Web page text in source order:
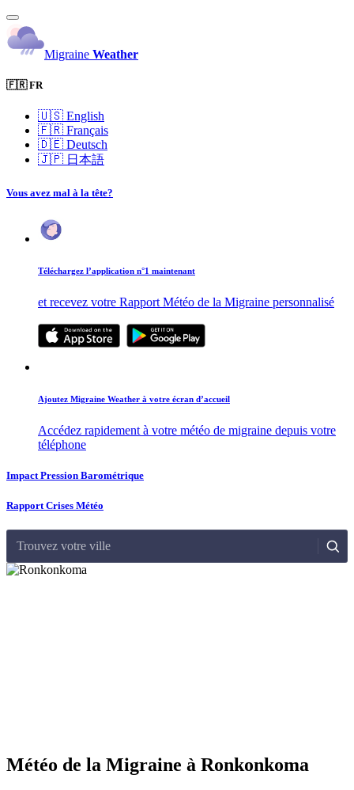
Migraine Weather
🇫🇷 FR
🇺🇸 English
🇫🇷 Français
🇩🇪 Deutsch
🇯🇵 日本語
Vous avez mal à la tête?
Téléchargez l’application n°1 maintenant
et recevez votre Rapport Météo de la Migraine personnalisé
Ajoutez Migraine Weather à votre écran d’accueil
Accédez rapidement à votre météo de migraine depuis votre
téléphone
Impact Pression Barométrique
Rapport Crises Météo
Trouvez votre ville
Météo de la Migraine à Ronkonkoma